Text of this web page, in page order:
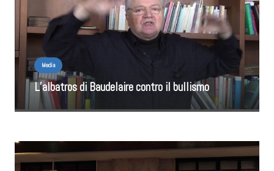
Media
L’albatros di Baudelaire contro il bullismo